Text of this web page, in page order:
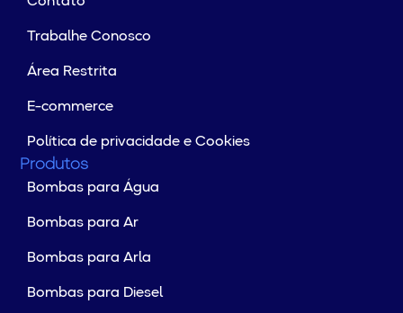
Trabalhe Conosco
Área Restrita
E-commerce
Política de privacidade e Cookies
Produtos
Bombas para Água
Bombas para Ar
Bombas para Arla
Bombas para Diesel